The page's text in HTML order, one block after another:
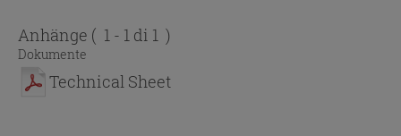
Anhänge ( 1 - 1 di 1 )
Dokumente
Technical Sheet